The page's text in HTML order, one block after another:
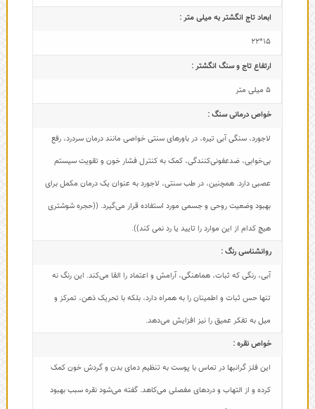
ابعاد تاج‌ انگشتر به میلی متر :
15*22
ارتفاع تاج و سنگ انگشتر :
5 میلی متر
خواص درمانی سنگ :
لاجورد، سنگی آبی تیره، در باورهای سنتی خواصی مانند درمان سردرد، رفع
بی‌خوابی، ضدعفونی‌کنندگی، کمک به کنترل فشار خون و تقویت سیستم
عصبی دارد. همچنین، در طب سنتی، لاجورد به عنوان یک درمان مکمل برای
بهبود وضعیت روحی و جسمی مورد استفاده قرار می‌گیرد. ((حجره شوشتری
هیچ کدام از این موارد را تایید یا رد نمی کند)).
روانشناسی رنگ :
آبی، رنگی که ثبات، هماهنگی، آرامش و اعتماد را القا می‌کند. این رنگ نه
تنها حس ثبات و اطمینان را به همراه دارد، بلکه با تحریک ذهن، تمرکز و
میل به تفکر عمیق را نیز افزایش می‌دهد.
خواص نقره :
این فلز گرانبها در تماس با پوست به تنظیم دمای بدن و گردش خون کمک
کرده و از التهاب و دردهای مفصلی می‌کاهد. گفته می‌شود نقره سبب بهبود